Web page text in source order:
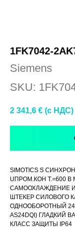
1FK7042-
Siemens
SKU:
2 341,6 € (c НДС)
SIMOTICS S
UПРОМ.КОН Т.=600 В
САМООХЛАЖДЕНИЕ
ШТЕКЕР СИЛОВОГО
ОДНООБОРОТНЫЙ 24
AS24DQI) ГЛАДКИЙ
КЛАСС ЗАЩИТЫ IP64